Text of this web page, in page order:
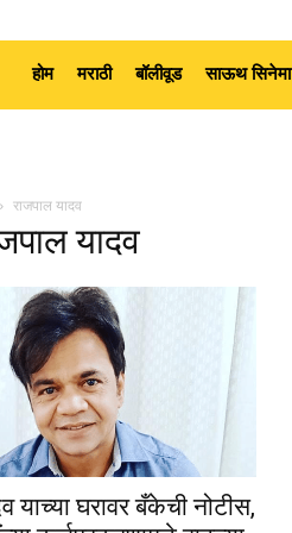
होम मराठी बॉलीवूड साऊथ सिनेमा
राजपाल यादव
यादव
याच्या घरावर बँकेची नोटीस,